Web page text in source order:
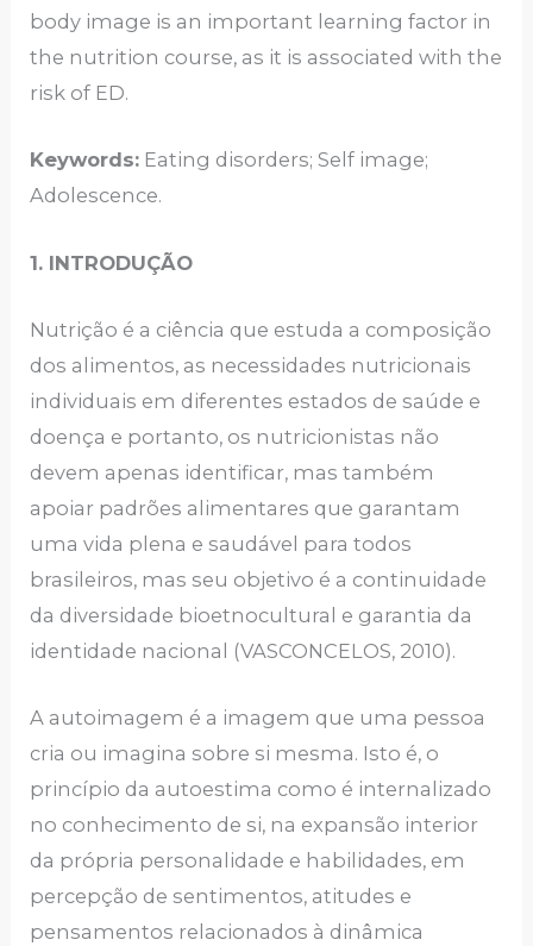
body image is an important learning factor in
the nutrition course, as it is associated with the
risk of ED.
Keywords: Eating disorders; Self image;
Adolescence.
1. INTRODUÇÃO
Nutrição é a ciência que estuda a composição
dos alimentos, as necessidades nutricionais
individuais em diferentes estados de saúde e
doença e portanto, os nutricionistas não
devem apenas identificar, mas também
apoiar padrões alimentares que garantam
uma vida plena e saudável para todos
brasileiros, mas seu objetivo é a continuidade
da diversidade bioetnocultural e garantia da
identidade nacional (VASCONCELOS, 2010).
A autoimagem é a imagem que uma pessoa
cria ou imagina sobre si mesma. Isto é, o
princípio da autoestima como é internalizado
no conhecimento de si, na expansão interior
da própria personalidade e habilidades, em
percepção de sentimentos, atitudes e
pensamentos relacionados à dinâmica